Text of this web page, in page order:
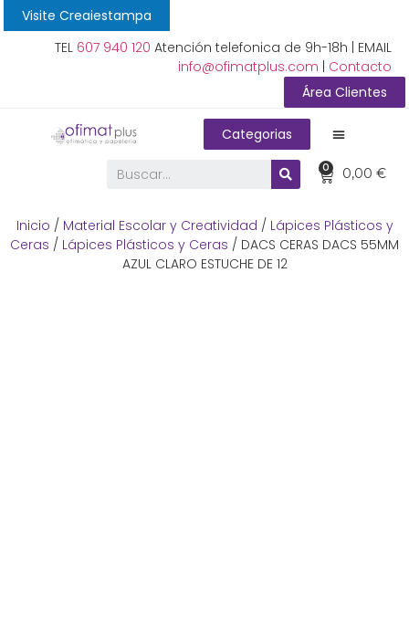
Visite Creaiestampa
TEL 607 940 120 Atención telefonica de 9h-18h | EMAIL
info@ofimatplus.com
Contacto
Área Clientes
Categorias
0,00€
0
Inicio / Material Escolar y Creatividad / Lápices Plásticos y
Ceras / Lápices Plásticos y Ceras / DACS CERAS DACS 55MM
AZUL CLARO ESTUCHE DE 12